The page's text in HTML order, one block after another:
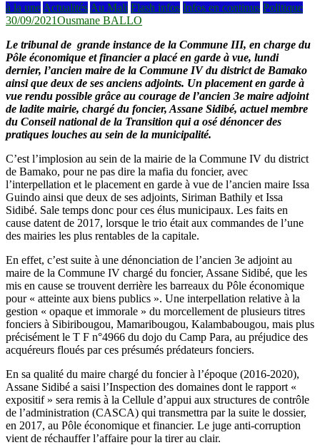
à la une Actualités Au Mali Flash infos Infos en continus Politique
30/09/2021Ousmane BALLO
Le tribunal de grande instance de la Commune III, en charge du
Pôle économique et financier a placé en garde à vue, lundi
dernier, l’ancien maire de la Commune IV du district de Bamako
ainsi que deux de ses anciens adjoints. Un placement en garde à
vue rendu possible grâce au courage de l’ancien 3e maire adjoint
de ladite mairie, chargé du foncier, Assane Sidibé, actuel membre
du Conseil national de la Transition qui a osé dénoncer des
pratiques louches au sein de la municipalité.
C’est l’implosion au sein de la mairie de la Commune IV du district
de Bamako, pour ne pas dire la mafia du foncier, avec
l’interpellation et le placement en garde à vue de l’ancien maire Issa
Guindo ainsi que deux de ses adjoints, Siriman Bathily et Issa
Sidibé. Sale temps donc pour ces élus municipaux. Les faits en
cause datent de 2017, lorsque le trio était aux commandes de l’une
des mairies les plus rentables de la capitale.
En effet, c’est suite à une dénonciation de l’ancien 3e adjoint au
maire de la Commune IV chargé du foncier, Assane Sidibé, que les
mis en cause se trouvent derrière les barreaux du Pôle économique
pour « atteinte aux biens publics ». Une interpellation relative à la
gestion « opaque et immorale » du morcellement de plusieurs titres
fonciers à Sibiribougou, Mamaribougou, Kalambabougou, mais plus
précisément le T F n°4966 du dojo du Camp Para, au préjudice des
acquéreurs floués par ces présumés prédateurs fonciers.
En sa qualité du maire chargé du foncier à l’époque (2016-2020),
Assane Sidibé a saisi l’Inspection des domaines dont le rapport «
expositif » sera remis à la Cellule d’appui aux structures de contrôle
de l’administration (CASCA) qui transmettra par la suite le dossier,
en 2017, au Pôle économique et financier. Le juge anti-corruption
vient de réchauffer l’affaire pour la tirer au clair.